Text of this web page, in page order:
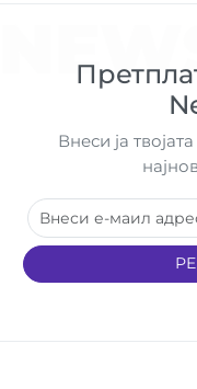
Внеси ја